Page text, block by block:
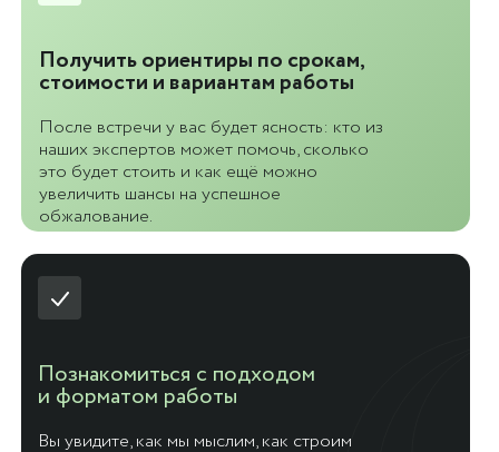
Получить ориентиры по срокам,
стоимости и вариантам работы
После встречи у вас будет ясность: кто из
наших экспертов может помочь, сколько
это будет стоить и как ещё можно
увеличить шансы на успешное
обжалование.
Вы увидите, как мы мыслим, как строим
Познакомиться с подходом
и форматом работы